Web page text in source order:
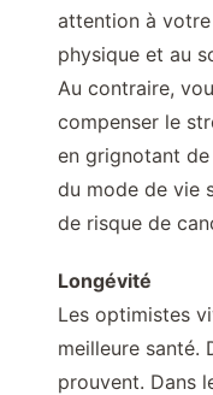
attention à votre
physique et au
Au contraire,
compenser le
en grignotant
du mode de vie
de risque de
Longévité
Les optimistes
meilleure santé.
prouvent. Dans